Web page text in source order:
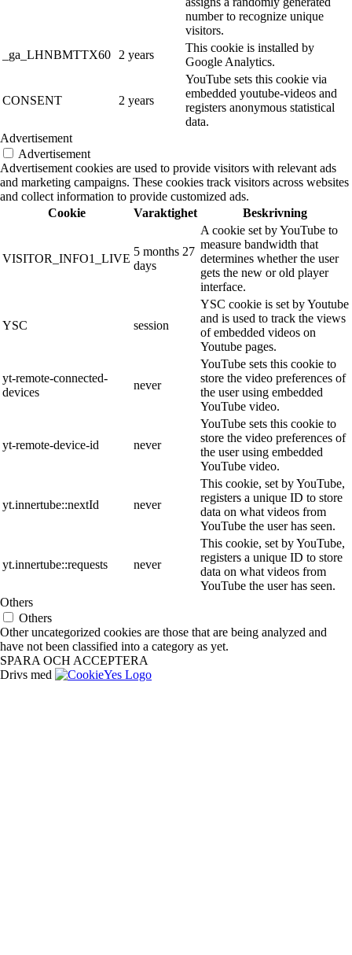
number to recognize unique
visitors.
_ga_LHNBMTTX60
2 years
This cookie is installed by
Google Analytics.
CONSENT 2 years
YouTube sets this cookie via
embedded youtube-videos and
registers anonymous statistical
data.
Advertisement
Advertisement
Advertisement cookies are used to provide visitors with relevant ads
and marketing campaigns. These cookies track visitors across websites
and collect information to provide customized ads.
Cookie
Varaktighet Beskrivning
VISITOR_INFO1_LIVE
5 months 27
days
A cookie set by YouTube to
measure bandwidth that
determines whether the user
gets the new or old player
interface.
YSC session
YSC cookie is set by Youtube
and is used to track the views
of embedded videos on
Youtube pages.
yt-remote-connected-
devices
never
YouTube sets this cookie to
store the video preferences of
the user using embedded
YouTube video.
yt-remote-device-id never
YouTube sets this cookie to
store the video preferences of
the user using embedded
YouTube video.
yt.innertube::nextId never
This cookie, set by YouTube,
registers a unique ID to store
data on what videos from
YouTube the user has seen.
yt.innertube::requests never
This cookie, set by YouTube,
registers a unique ID to store
data on what videos from
YouTube the user has seen.
Others
Others
Other uncategorized cookies are those that are being analyzed and
have not been classified into a category as yet.
SPARA OCH ACCEPTERA
Drivs med